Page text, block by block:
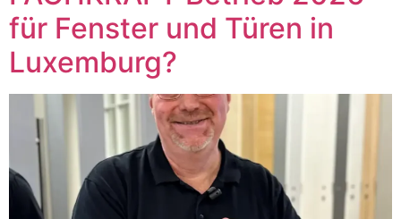
für Fenster und Türen in
Luxemburg?